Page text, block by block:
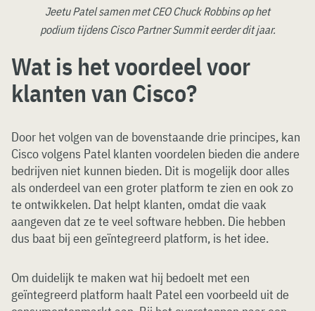
Jeetu Patel samen met CEO Chuck Robbins op het
podium tijdens Cisco Partner Summit eerder dit jaar.
Wat is het voordeel voor
klanten van Cisco?
Door het volgen van de bovenstaande drie principes, kan
Cisco volgens Patel klanten voordelen bieden die andere
bedrijven niet kunnen bieden. Dit is mogelijk door alles
als onderdeel van een groter platform te zien en ook zo
te ontwikkelen. Dat helpt klanten, omdat die vaak
aangeven dat ze te veel software hebben. Die hebben
dus baat bij een geïntegreerd platform, is het idee.
Om duidelijk te maken wat hij bedoelt met een
geïntegreerd platform haalt Patel een voorbeeld uit de